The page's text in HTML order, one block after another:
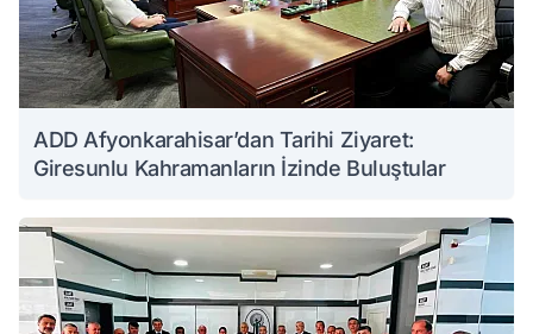
ADD Afyonkarahisar’dan Tarihi Ziyaret:
Giresunlu Kahramanların İzinde Buluştular